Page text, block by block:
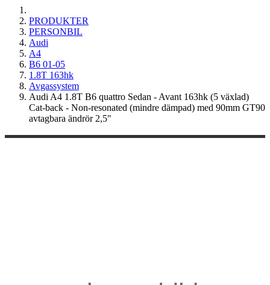
PRODUKTER
PERSONBIL
Audi
A4
B6 01-05
1.8T 163hk
Avgassystem
Audi A4 1.8T B6 quattro Sedan - Avant 163hk (5 växlad)
Cat-back - Non-resonated (mindre dämpad) med 90mm GT90
avtagbara ändrör 2,5"